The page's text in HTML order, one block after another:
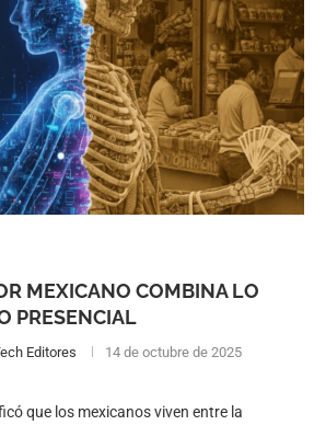
MEXICANO COMBINA LO
PRESENCIAL
Editores 14 de octubre de 2025
que los mexicanos viven entre la